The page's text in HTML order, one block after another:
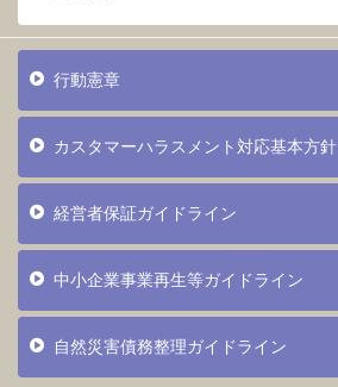
行動憲章
カスタマーハラスメント対応基本方針
経営者保証ガイドライン
中小企業事業再生等ガイドライン
自然災害債務整理ガイドライン